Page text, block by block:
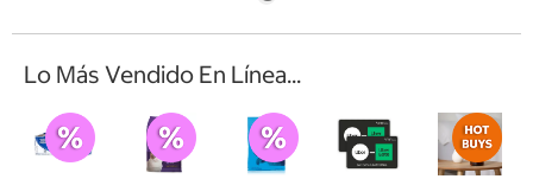
Lo Más Vendido En Línea...